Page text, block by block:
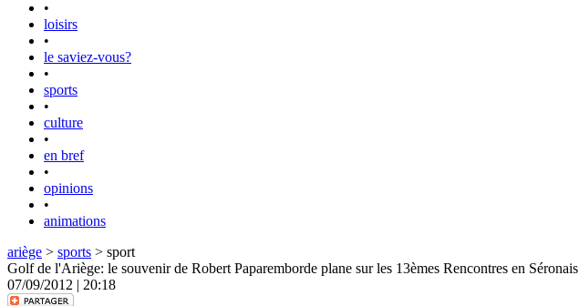
•
loisirs
•
le saviez-vous?
•
sports
•
culture
•
en bref
•
opinions
•
animations
ariège > sports > sport
Golf de l'Ariège: le souvenir de Robert Paparemborde plane sur les 13èmes Rencontres en Séronais
07/09/2012 | 20:18